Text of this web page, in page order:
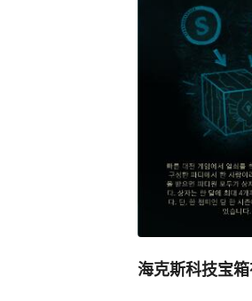
海克斯科技宝箱